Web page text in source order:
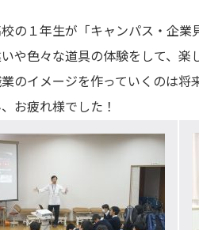
の１年生が「キャンパス・企業
や色々な道具の体験をして、楽
のイメージを作っていくのは将
お疲れ様でした！